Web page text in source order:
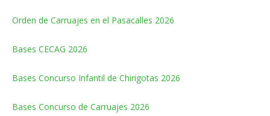
Orden de Carruajes en el Pasacalles 2026
Bases CECAG 2026
Bases Concurso Infantil de Chirigotas 2026
Bases Concurso de Carruajes 2026